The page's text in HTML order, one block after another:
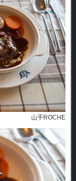
山手ROCHE